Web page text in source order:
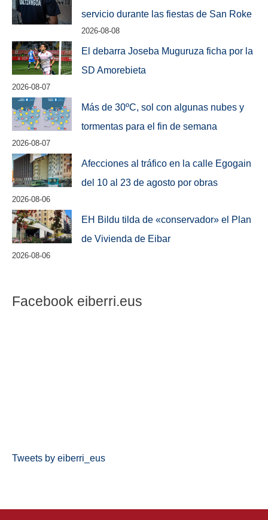
servicio durante las fiestas de San Roke
2026-08-08
El debarra Joseba Muguruza ficha por la
SD Amorebieta
2026-08-07
Más de 30ºC, sol con algunas nubes y
tormentas para el fin de semana
2026-08-07
Afecciones al tráfico en la calle Egogain
del 10 al 23 de agosto por obras
2026-08-06
EH Bildu tilda de «conservador» el Plan
de Vivienda de Eibar
2026-08-06
Facebook eiberri.eus
Tweets by eiberri_eus